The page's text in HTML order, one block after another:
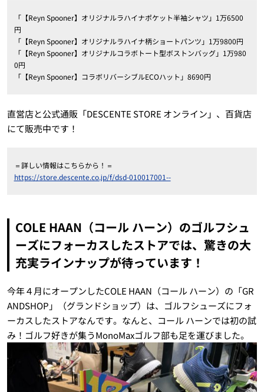
「【Reyn Spooner】オリジナルラハイナポケット半袖シャツ」1万6500
円
「【Reyn Spooner】オリジナルラハイナ柄ショートパンツ」1万9800円
「【Reyn Spooner】オリジナルコラボトート型ボストンバッグ」1万980
0円
「【Reyn Spooner】コラボリバーシブルECOハット」8690円
直営店と公式通販「DESCENTE STORE オンライン」、百貨店
にて販売中です！
＝詳しい情報はこちらから！＝
https://store.descente.co.jp/f/dsd-010017001--
COLE HAAN（コール ハーン）のゴルフシュ
ーズにフォーカスしたストアでは、驚きの大
充実ラインナップが待っています！
今年４月にオープンしたCOLE HAAN（コール ハーン）の「GR
ANDSHOP」（グランドショップ）は、ゴルフシューズにフォ
ーカスしたストアなんです。なんと、コール ハーンでは初の試
み！ゴルフ好きが集うMonoMaxゴルフ部も足を運びました。